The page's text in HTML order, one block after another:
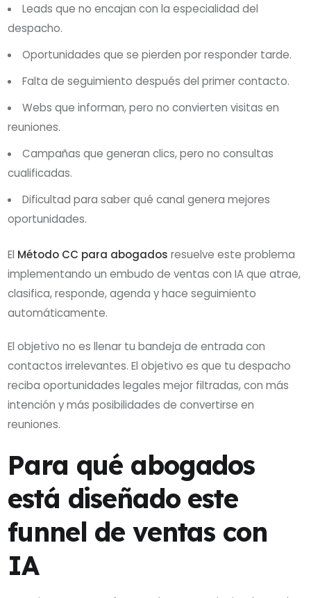
Leads que no encajan con la especialidad del
despacho.
Oportunidades que se pierden por responder tarde.
Falta de seguimiento después del primer contacto.
Webs que informan, pero no convierten visitas en
reuniones.
Campañas que generan clics, pero no consultas
cualificadas.
Dificultad para saber qué canal genera mejores
oportunidades.
El Método CC para abogados resuelve este problema
implementando un embudo de ventas con IA que atrae,
clasifica, responde, agenda y hace seguimiento
automáticamente.
El objetivo no es llenar tu bandeja de entrada con
contactos irrelevantes. El objetivo es que tu despacho
reciba oportunidades legales mejor filtradas, con más
intención y más posibilidades de convertirse en
reuniones.
Para qué abogados
está diseñado este
funnel de ventas con
IA